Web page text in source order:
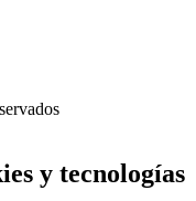
y tecnologías